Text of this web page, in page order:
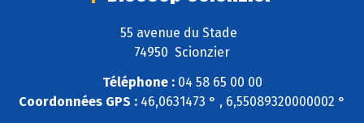
55 avenue du Stade
74950 Scionzier
Téléphone :04 58 65 00 00
Coordonnées GPS : 46,0631473 ° , 6,55089320000002 °